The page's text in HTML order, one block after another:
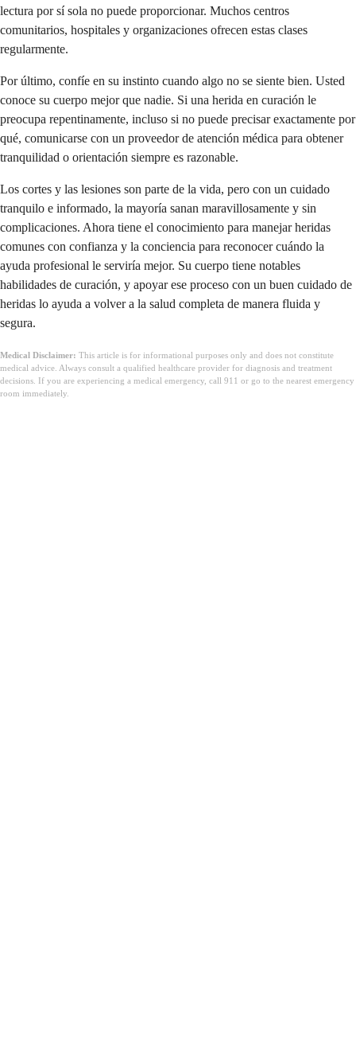
lectura por sí sola no puede proporcionar. Muchos centros
comunitarios, hospitales y organizaciones ofrecen estas clases
regularmente.
Por último, confíe en su instinto cuando algo no se siente bien. Usted
conoce su cuerpo mejor que nadie. Si una herida en curación le
preocupa repentinamente, incluso si no puede precisar exactamente por
qué, comunicarse con un proveedor de atención médica para obtener
tranquilidad o orientación siempre es razonable.
Los cortes y las lesiones son parte de la vida, pero con un cuidado
tranquilo e informado, la mayoría sanan maravillosamente y sin
complicaciones. Ahora tiene el conocimiento para manejar heridas
comunes con confianza y la conciencia para reconocer cuándo la
ayuda profesional le serviría mejor. Su cuerpo tiene notables
habilidades de curación, y apoyar ese proceso con un buen cuidado de
heridas lo ayuda a volver a la salud completa de manera fluida y
segura.
Medical Disclaimer: This article is for informational purposes only and does not constitute
medical advice. Always consult a qualified healthcare provider for diagnosis and treatment
decisions. If you are experiencing a medical emergency, call 911 or go to the nearest emergency
room immediately.